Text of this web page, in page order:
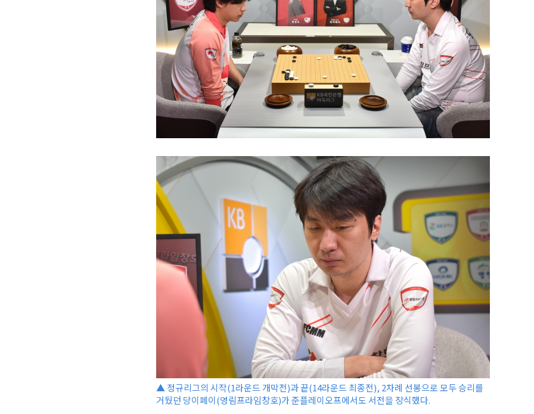
▲ 정규리그의 시작(1라운드 개막전)과 끝(14라운드 최종전), 2차례 선봉으로 모두 승리를
거뒀던 당이페이(영림프라임창호)가 준플레이오프에서도 서전을 장식했다.